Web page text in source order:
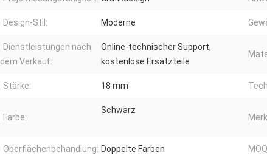
Design-Stil: Moderne
Dienstleistungen nach
dem Verkauf:
Online-technischer Support,
kostenlose Ersatzteile
Stärke: 18 mm
Farbe:
Schwarz
Oberflächenbehandlung: Doppelte Farben